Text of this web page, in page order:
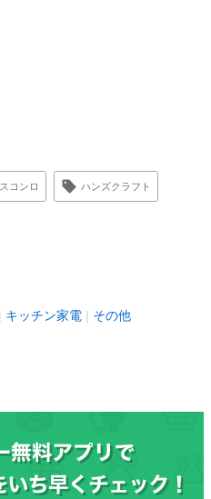
コンロ ハンズクラフト
キッチン家電 その他